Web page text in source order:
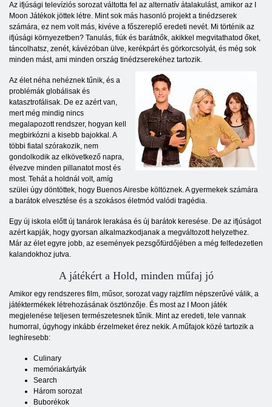
Az ifjúsági televíziós sorozat váltotta fel az alternatív átalakulást, amikor az I
Moon Játékok jöttek létre. Mint sok más hasonló projekt a tinédzserek
számára, ez nem volt más, kivéve a főszereplő eredeti nevét. Mi történik az
ifjúsági környezetben? Tanulás, fiúk és barátnők, akikkel megvitathatod őket,
táncolhatsz, zenét, kávézóban ülve, kerékpárt és görkorcsolyát, és még sok
minden mást, ami minden ország tinédzserekéhez tartozik.
Az élet néha nehéznek tűnik, és a
problémák globálisak és
katasztrofálisak. De ez azért van,
mert még mindig nincs
megalapozott rendszer, hogyan kell
megbirkózni a kisebb bajokkal. A
többi fiatal szórakozik, nem
gondolkodik az elkövetkező napra,
élvezve minden pillanatot most és
most. Tehát a holdnál volt, amíg
szülei úgy döntöttek, hogy Buenos Airesbe költöznek. A gyermekek számára
a barátok elvesztése és a szokásos életmód valódi tragédia.
Egy új iskola előtt új tanárok lerakása és új barátok keresése. De az ifjúságot
azért kapják, hogy gyorsan alkalmazkodjanak a megváltozott helyzethez.
Már az élet egyre jobb, az események pezsgőfürdőjében a még felfedezetlen
kalandokhoz jutva.
A játékért a Hold, minden műfaj jó
Amikor egy rendszeres film, műsor, sorozat vagy rajzfilm népszerűvé válik, a
játéktermékek létrehozásának ösztönzője. És most az I Moon játék
megjelenése teljesen természetesnek tűnik. Mint az eredeti, tele vannak
humorral, úgyhogy inkább érzelmeket érez nekik. A műfajok közé tartozik a
leghíresebb:
Culinary
memóriakártyák
Search
Három sorozat
Buborékok